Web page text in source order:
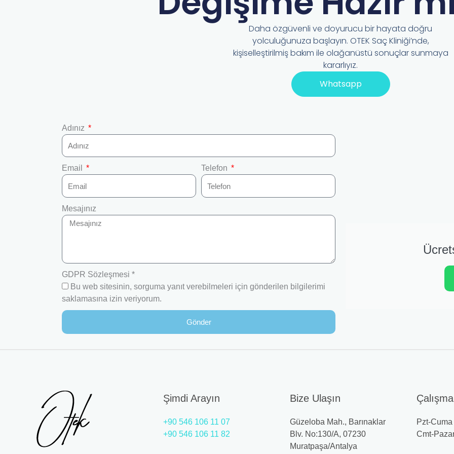
Daha özgüvenli ve doyurucu bir hayata doğru
yolculuğunuza başlayın. OTEK Saç Kliniği’nde,
kişiselleştirilmiş bakım ile olağanüstü sonuçlar sunmaya
kararlıyız.
Whatsapp
Adınız
Email Telefon
Mesajınız
GDPR Sözleşmesi *
Bu web sitesinin, sorguma yanıt verebilmeleri için gönderilen bilgilerimi
saklamasına izin veriyorum.
Gönder
Şimdi Arayın
+90 546 106 11 07
+90 546 106 11 82
Bize Ulaşın
Güzeloba Mah., Barınaklar
Blv. No:130/A, 07230
Muratpaşa/Antalya
Pzt-
Cmt-